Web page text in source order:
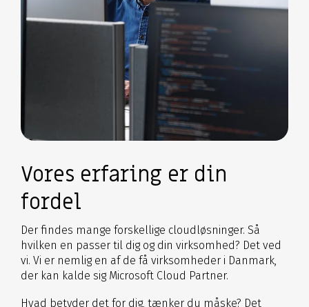
Vores erfaring er din
fordel
Der findes mange forskellige cloudløsninger. Så
hvilken en passer til dig og din virksomhed? Det ved
vi. Vi er nemlig en af de få virksomheder i Danmark,
der kan kalde sig Microsoft Cloud Partner.
Hvad betyder det for dig, tænker du måske? Det